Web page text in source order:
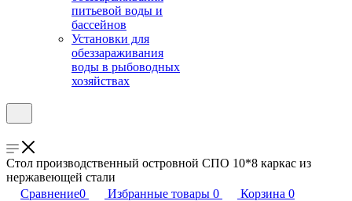
питьевой воды и
бассейнов
Установки для
обеззараживания
воды в рыбоводных
хозяйствах
Стол производственный островной СПО 10*8 каркас из
нержавеющей стали
Сравнение0 Избранные товары 0 Корзина 0